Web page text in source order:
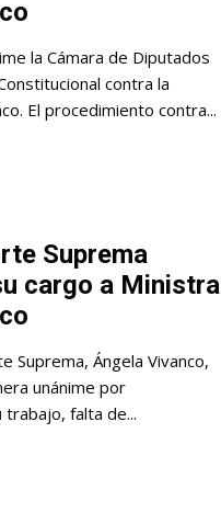
la Cámara de Diputados
contra la
El procedimiento contra...
Suprema
cargo a Ministra
Suprema, Ángela Vivanco,
unánime por
falta de...